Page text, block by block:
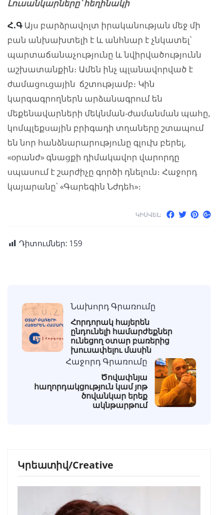
Լուսանկարները՝ հեղինակի
Հ․Գ Այս բարձրավոլտ իրականության մեջ մի
բան անխախտելի է և անհնար է չնկատել՝
պարտաճանաչությունը և նվիրվածությունն
աշխատանքին։ Ամեն ինչ պլանավորված է
ժամացուցային ճշտությամբ։ Կին
կարգագրողներն արձանագրում են
մեքենավարների մեկնման-ժամանման պահը,
կոմպլեքսային բրիգադի տղաները շտապում
են նոր հանձնարարությունը գլուխ բերել,
«օրանժ» գնացքի դիմակավոր վարորդը
սպասում է շարժիչը գործի դնելուն։ Հաջորդ
կայարանը՝ «Գարեգին Նժդեհ»։
ԿԻՍՎԵԼ:
Դիտումներ: 159
Նախորդ Գրառումը
Հորդորակ հայերեն
ընդունելի համարժեքներ
ունեցող օտար բառերից
խուսափելու մասին
Հաջորդ Գրառումը
Ծովափնյա
հաղորդակցություն կամ յոթ
ծովանկար երեք
ակնթարթում
Կրեատիվ/Creative